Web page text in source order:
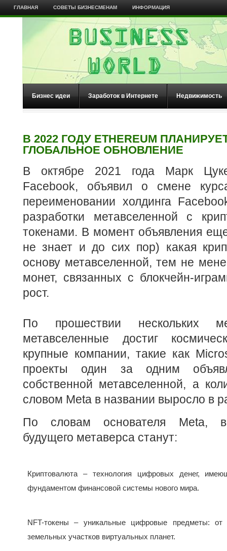
ГЛАВНАЯ СОВЕТЫ БИЗНЕСМЕНАМ ИНФОРМАЦИЯ
Бизнес идеи Заработок в Интернете Недвижимость
В 2022 ГОДУ ETHEREUM
ГЛОБАЛЬНОЕ ОБНОВЛЕНИЕ
В октябре 2021 года Марк
Facebook, объявил о смене
переименовании холдинга
разработки метавселенной с
токенами. В момент объявления
не знает и до сих пор) какая
основу метавселенной, тем не
монет, связанных с блокчейн-
рост.
По прошествии нескольких
метавселенные достиг
крупные компании, такие как
проекты один за одним
собственной метавселенной, а
словом Meta в названии выросло в
По словам основателя Meta,
будущего метаверса станут:
Криптовалюта – технология цифровых денег,
фундаментом финансовой системы нового мира.
NFT-токены – уникальные цифровые предметы: от
земельных участков виртуальных планет.